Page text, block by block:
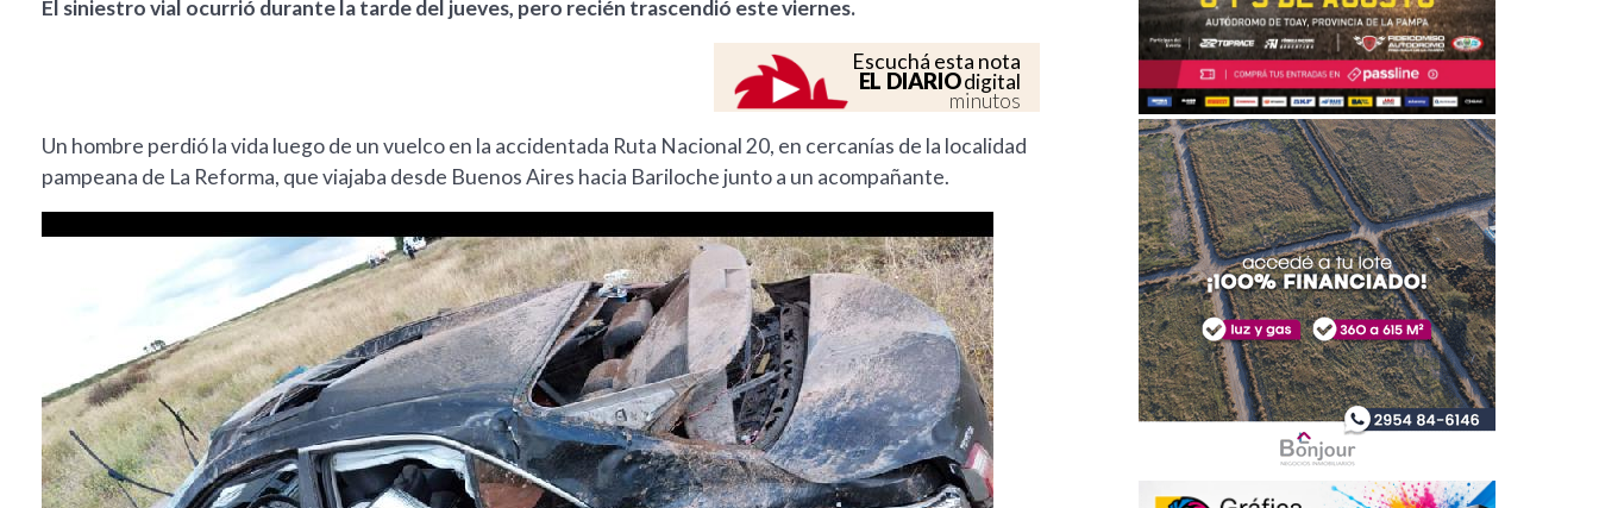
El siniestro vial ocurrió durante la tarde del jueves, pero recién trascendió este viernes.
Escuchá esta nota
EL DIARIOdigital
minutos
Un hombre perdió la vida luego de un vuelco en la accidentada Ruta Nacional 20, en cercanías de la localidad
pampeana de La Reforma, que viajaba desde Buenos Aires hacia Bariloche junto a un acompañante.